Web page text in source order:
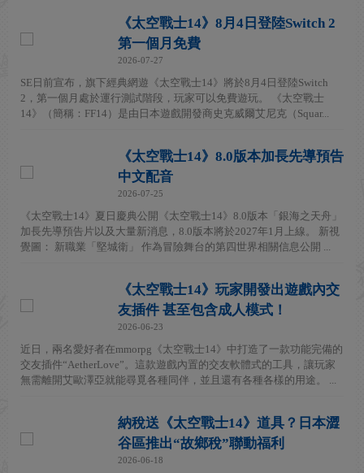
《太空戰士14》8月4日登陸Switch 2
第一個月免費
2026-07-27
SE日前宣布，旗下經典網遊《太空戰士14》將於8月4日登陸Switch
2，第一個月處於運行測試階段，玩家可以免費遊玩。 《太空戰士
14》（簡稱：FF14）是由日本遊戲開發商史克威爾艾尼克（Squar...
《太空戰士14》8.0版本加長先導預告
中文配音
2026-07-25
《太空戰士14》夏日慶典公開《太空戰士14》8.0版本「銀海之天舟」
加長先導預告片以及大量新消息，8.0版本將於2027年1月上線。 新視
覺圖： 新職業「堅城衛」 作為冒險舞台的第四世界相關信息公開 ...
《太空戰士14》玩家開發出遊戲內交
友插件 甚至包含成人模式！
2026-06-23
近日，兩名愛好者在mmorpg《太空戰士14》中打造了一款功能完備的
交友插件“AetherLove”。這款遊戲內置的交友軟體式的工具，讓玩家
無需離開艾歐澤亞就能尋覓各種同伴，並且還有各種各樣的用途。 ...
納稅送《太空戰士14》道具？日本澀
谷區推出“故鄉稅”聯動福利
2026-06-18